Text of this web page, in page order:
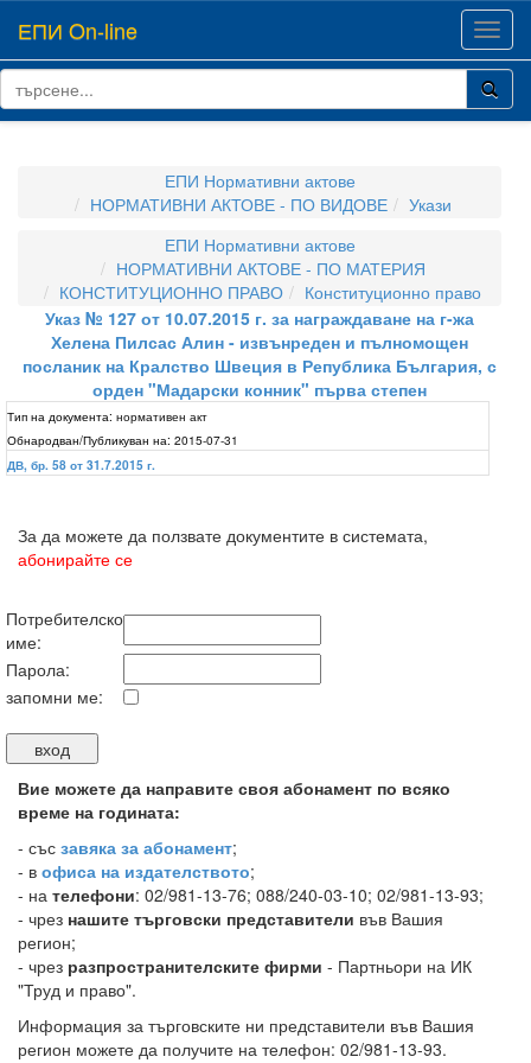
ЕПИ On-line
ЕПИ Нормативни актове
НОРМАТИВНИ АКТОВЕ - ПО ВИДОВЕ
Укази
ЕПИ Нормативни актове
НОРМАТИВНИ АКТОВЕ - ПО МАТЕРИЯ
КОНСТИТУЦИОННО ПРАВО
Конституционно право
Указ № 127 от 10.07.2015 г. за награждаване на г-жа
Хелена Пилсас Алин - извънреден и пълномощен
посланик на Кралство Швеция в Република България, с
орден "Мадарски конник" първа степен
Тип на документа: нормативен акт
Обнародван/Публикуван на: 2015-07-31
ДВ, бр. 58 от 31.7.2015 г.
За да можете да ползвате документите в системата,
абонирайте се
Потребителско
име:
Парола:
запомни ме:
Вие можете да направите своя абонамент по всяко
време на годината:
- със завяка за абонамент;
- в офиса на издателството;
- на телефони: 02/981-13-76; 088/240-03-10; 02/981-13-93;
- чрез нашите търговски представители във Вашия
регион;
- чрез разпространителските фирми - Партньори на ИК
"Труд и право".
Информация за търговските ни представители във Вашия
регион можете да получите на телефон: 02/981-13-93.